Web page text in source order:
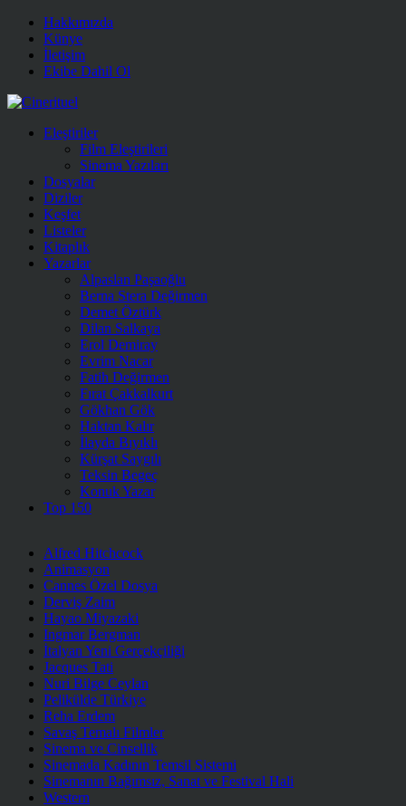
Hakkımızda
Künye
İletişim
Ekibe Dahil Ol
Eleştiriler
Film Eleştirileri
Sinema Yazıları
Dosyalar
Diziler
Keşfet
Listeler
Kitaplık
Yazarlar
Alpaslan Paşaoğlu
Berna Stera Değirmen
Demet Öztürk
Dilan Salkaya
Erol Demiray
Evrim Nacar
Fatih Değirmen
Fırat Çakkalkurt
Gökhan Gök
Haktan Kalır
İlayda Bıyıklı
Kürşat Saygılı
Teksin Begeç
Konuk Yazar
Top 150
Alfred Hitchcock
Animasyon
Cannes Özel Dosya
Derviş Zaim
Hayao Miyazaki
Ingmar Bergman
İtalyan Yeni Gerçekçiliği
Jacques Tati
Nuri Bilge Ceylan
Pelikülde Türkiye
Reha Erdem
Savaş Temalı Filmler
Sinema ve Cinsellik
Sinemada Kadının Temsil Sistemi
Sinemanın Bağımsız, Sanat ve Festival Hali
Western